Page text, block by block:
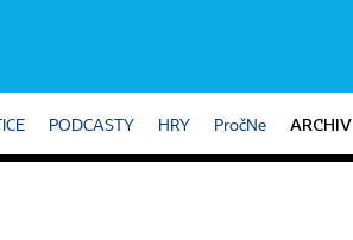
PODCASTY HRY PročNe ARCHIV